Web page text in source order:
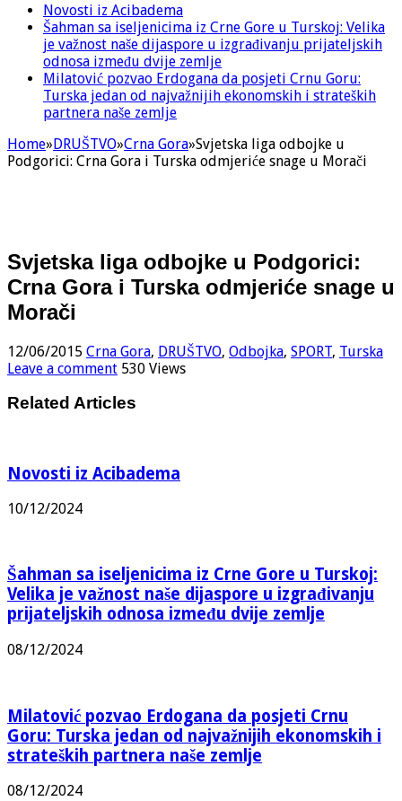
Novosti iz Acibadema
Šahman sa iseljenicima iz Crne Gore u Turskoj: Velika
je važnost naše dijaspore u izgrađivanju prijateljskih
odnosa između dvije zemlje
Milatović pozvao Erdogana da posjeti Crnu Goru:
Turska jedan od najvažnijih ekonomskih i strateških
partnera naše zemlje
Home»DRUŠTVO»Crna Gora»Svjetska liga odbojke u
Podgorici: Crna Gora i Turska odmjeriće snage u Morači
Svjetska liga odbojke u Podgorici:
Crna Gora i Turska odmjeriće snage u
Morači
12/06/2015 Crna Gora, DRUŠTVO, Odbojka, SPORT, Turska
Leave a comment 530 Views
Related Articles
Novosti iz Acibadema
10/12/2024
Šahman sa iseljenicima iz Crne Gore u Turskoj:
Velika je važnost naše dijaspore u izgrađivanju
prijateljskih odnosa između dvije zemlje
08/12/2024
Milatović pozvao Erdogana da posjeti Crnu
Goru: Turska jedan od najvažnijih ekonomskih i
strateških partnera naše zemlje
08/12/2024